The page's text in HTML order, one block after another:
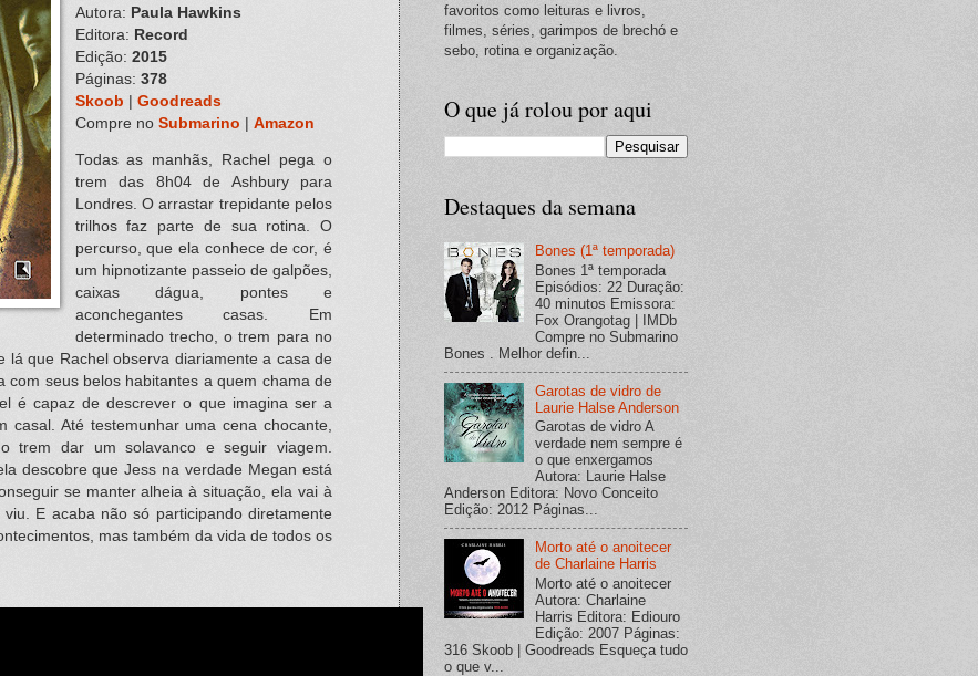
Autora: Paula Hawkins
Editora: Record
Edição: 2015
Páginas: 378
Skoob
Goodreads
Compre no Submarino Amazon
Todas as manhãs, Rachel pega o
trem das 8h04 de Ashbury para
Londres. O arrastar trepidante pelos
trilhos faz parte de sua rotina. O
percurso, que ela conhece de cor, é
um hipnotizante passeio de galpões,
caixas dágua, pontes e
aconchegantes casas. Em
determinado trecho, o trem para no
lá que Rachel observa diariamente a casa de
com seus belos habitantes a quem chama de
é capaz de descrever o que imagina ser a
casal. Até testemunhar uma cena chocante,
trem dar um solavanco e seguir viagem.
descobre que Jess na verdade Megan está
se manter alheia à situação, ela vai à
E acaba não só participando diretamente
mas também da vida de todos os
favoritos como leituras e livros,
filmes, séries, garimpos de brechó e
sebo, rotina e organização.
O que já rolou por aqui
Destaques da semana
Bones (1ª temporada)
Bones 1ª temporada
Episódios: 22 Duração:
40 minutos Emissora:
Fox Orangotag | IMDb
Compre no Submarino
Bones . Melhor defin...
Garotas de vidro de
Laurie Halse Anderson
Garotas de vidro A
verdade nem sempre é
o que enxergamos
Autora: Laurie Halse
Anderson Editora: Novo Conceito
Edição: 2012 Páginas...
Morto até o anoitecer
de Charlaine Harris
Morto até o anoitecer
Autora: Charlaine
Harris Editora: Ediouro
Edição: 2007 Páginas:
316 Skoob | Goodreads Esqueça tudo
o que v...